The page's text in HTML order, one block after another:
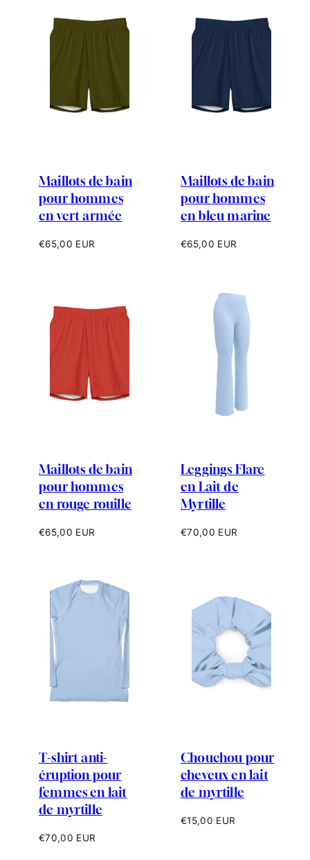
Maillots de bain
pour hommes
en vert armée
Prix
€65,00 EUR
Maillots de bain
pour hommes
en bleu marine
Prix
€65,00 EUR
Maillots de bain
pour hommes
en rouge rouille
Prix
€65,00 EUR
Leggings Flare
en Lait de
Myrtille
Prix
€70,00 EUR
T-shirt anti-
éruption pour
femmes en lait
de myrtille
Prix
€70,00 EUR
Chouchou pour
cheveux en lait
de myrtille
Prix
€15,00 EUR